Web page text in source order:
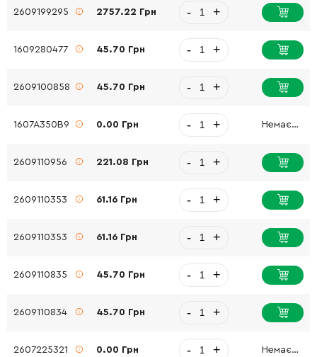
2609199295 2757.22 Грн - +
1609280477 45.70 Грн - +
2609100858 45.70 Грн - +
1607A350B9 0.00 Грн - + Немає в наявності
2609110956 221.08 Грн - +
2609110353 61.16 Грн - +
2609110353 61.16 Грн - +
2609110835 45.70 Грн - +
2609110834 45.70 Грн - +
2607225321 0.00 Грн - + Немає в наявності